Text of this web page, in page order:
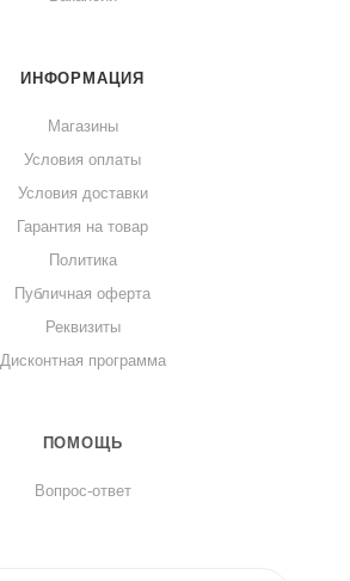
ИНФОРМАЦИЯ
Магазины
Условия оплаты
Условия доставки
Гарантия на товар
Политика
Публичная оферта
Реквизиты
Дисконтная программа
ПОМОЩЬ
Вопрос-ответ